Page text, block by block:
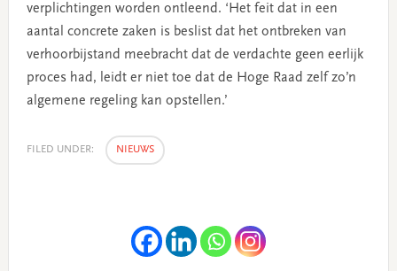
verplichtingen worden ontleend. ‘Het feit dat in een
aantal concrete zaken is beslist dat het ontbreken van
verhoorbijstand meebracht dat de verdachte geen eerlijk
proces had, leidt er niet toe dat de Hoge Raad zelf zo’n
algemene regeling kan opstellen.’
FILED UNDER: NIEUWS